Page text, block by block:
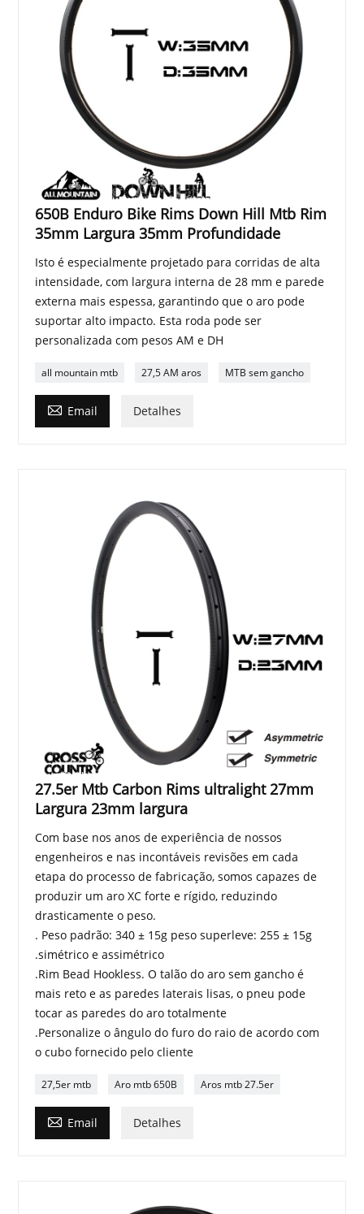
650B Enduro Bike Rims Down Hill Mtb Rim
35mm Largura 35mm Profundidade
Isto é especialmente projetado para corridas de alta
intensidade, com largura interna de 28 mm e parede
externa mais espessa, garantindo que o aro pode
suportar alto impacto. Esta roda pode ser
personalizada com pesos AM e DH
all mountain mtb 27,5 AM aros MTB sem gancho
 Email Detalhes
27.5er Mtb Carbon Rims ultralight 27mm
Largura 23mm largura
Com base nos anos de experiência de nossos
engenheiros e nas incontáveis ​​revisões em cada
etapa do processo de fabricação, somos capazes de
produzir um aro XC forte e rígido, reduzindo
drasticamente o peso.
. Peso padrão: 340 ± 15g peso superleve: 255 ± 15g
.simétrico e assimétrico
.Rim Bead Hookless. O talão do aro sem gancho é
mais reto e as paredes laterais lisas, o pneu pode
tocar as paredes do aro totalmente
.Personalize o ângulo do furo do raio de acordo com
o cubo fornecido pelo cliente
27,5er mtb Aro mtb 650B Aros mtb 27.5er
 Email Detalhes